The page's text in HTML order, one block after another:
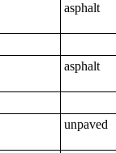
asphalt
asphalt
unpaved